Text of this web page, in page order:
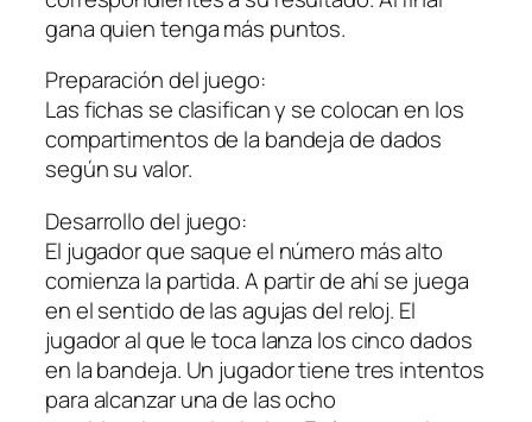
gana quien tenga más puntos.
Preparación del juego:
Las fichas se clasifican y se colocan en los
compartimentos de la bandeja de dados
según su valor.
Desarrollo del juego:
El jugador que saque el número más alto
comienza la partida. A partir de ahí se juega
en el sentido de las agujas del reloj. El
jugador al que le toca lanza los cinco dados
en la bandeja. Un jugador tiene tres intentos
para alcanzar una de las ocho